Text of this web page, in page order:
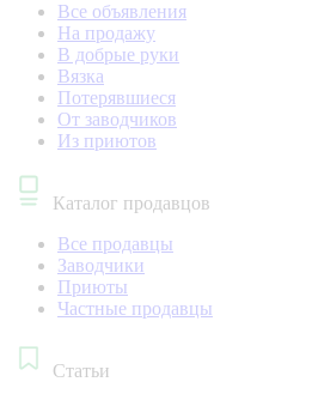
Все объявления
На продажу
В добрые руки
Вязка
Потерявшиеся
От заводчиков
Из приютов
Каталог продавцов
Все продавцы
Заводчики
Приюты
Частные продавцы
Статьи